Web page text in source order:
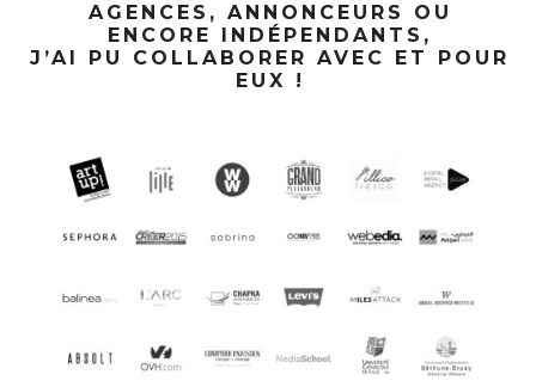
AGENCES, ANNONCEURS OU
ENCORE INDÉPENDANTS,
J’AI PU COLLABORER AVEC ET POUR
EUX !